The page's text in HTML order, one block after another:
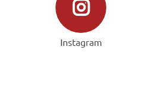
Instagram